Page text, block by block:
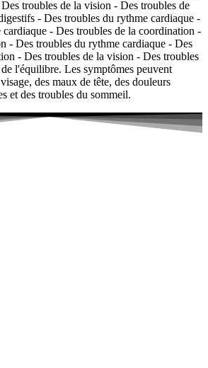
troubles de la vision - Des troubles de
- Des troubles du rythme cardiaque -
- Des troubles de la coordination -
- Des troubles du rythme cardiaque - Des
- Des troubles de la vision - Des troubles
l'équilibre. Les symptômes peuvent
des maux de tête, des douleurs
et des troubles du sommeil.